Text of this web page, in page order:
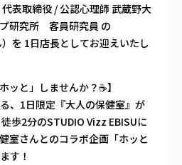
表取締役 / 公認心理師 武蔵野大
研究所 客員研究員 の
を 1日店長としてお迎えいたし
ッと」しませんか？☕】
、1日限定『大人の保健室』が
歩2分のSTUDIO Vizz EBISUに
室さんとのコラボ企画「ホッと
す！